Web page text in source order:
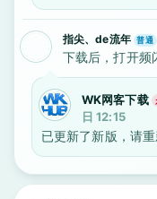
指尖、de流年 普通
下载后，打开频
WK网客下载
日 12:15
已更新了新版，请重